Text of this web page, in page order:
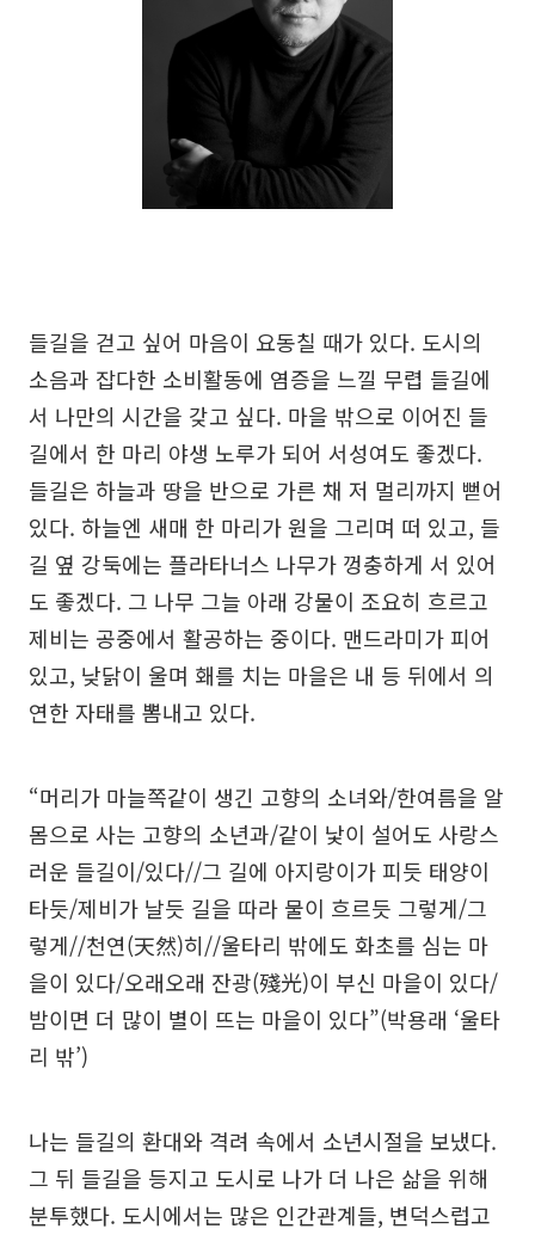
들길을 걷고 싶어 마음이 요동칠 때가 있다. 도시의
소음과 잡다한 소비활동에 염증을 느낄 무렵 들길에
서 나만의 시간을 갖고 싶다. 마을 밖으로 이어진 들
길에서 한 마리 야생 노루가 되어 서성여도 좋겠다.
들길은 하늘과 땅을 반으로 가른 채 저 멀리까지 뻗어
있다. 하늘엔 새매 한 마리가 원을 그리며 떠 있고, 들
길 옆 강둑에는 플라타너스 나무가 껑충하게 서 있어
도 좋겠다. 그 나무 그늘 아래 강물이 조요히 흐르고
제비는 공중에서 활공하는 중이다. 맨드라미가 피어
있고, 낮닭이 울며 홰를 치는 마을은 내 등 뒤에서 의
연한 자태를 뽐내고 있다.
“머리가 마늘쪽같이 생긴 고향의 소녀와/한여름을 알
몸으로 사는 고향의 소년과/같이 낯이 설어도 사랑스
러운 들길이/있다//그 길에 아지랑이가 피듯 태양이
타듯/제비가 날듯 길을 따라 물이 흐르듯 그렇게/그
렇게//천연(天然)히//울타리 밖에도 화초를 심는 마
을이 있다/오래오래 잔광(殘光)이 부신 마을이 있다/
밤이면 더 많이 별이 뜨는 마을이 있다”(박용래 ‘울타
리 밖’)
나는 들길의 환대와 격려 속에서 소년시절을 보냈다.
그 뒤 들길을 등지고 도시로 나가 더 나은 삶을 위해
분투했다. 도시에서는 많은 인간관계들, 변덕스럽고